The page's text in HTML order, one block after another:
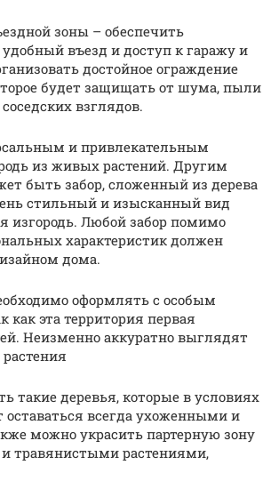
зоны – обеспечить
въезд и доступ к гаражу и
достойное ограждение
будет защищать от шума, пыли
взглядов.
и привлекательным
из живых растений. Другим
быть забор, сложенный из дерева
стильный и изысканный вид
изгородь. Любой забор помимо
характеристик должен
дома.
оформлять с особым
как эта территория первая
Неизменно аккуратно выглядят
такие деревья, которые в условиях
оставаться всегда ухоженными и
можно украсить партерную зону
травянистыми растениями,